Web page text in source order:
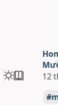
12